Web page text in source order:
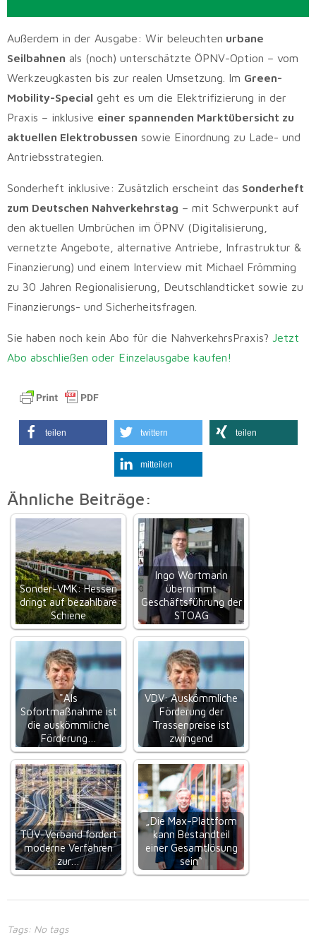
Außerdem in der Ausgabe: Wir beleuchten urbane
Seilbahnen als (noch) unterschätzte ÖPNV-Option – vom
Werkzeugkasten bis zur realen Umsetzung. Im Green-
Mobility-Special geht es um die Elektrifizierung in der
Praxis – inklusive einer spannenden Marktübersicht zu
aktuellen Elektrobussen sowie Einordnung zu Lade- und
Antriebsstrategien.
Sonderheft inklusive: Zusätzlich erscheint das Sonderheft
zum Deutschen Nahverkehrstag – mit Schwerpunkt auf
den aktuellen Umbrüchen im ÖPNV (Digitalisierung,
vernetzte Angebote, alternative Antriebe, Infrastruktur &
Finanzierung) und einem Interview mit Michael Frömming
zu 30 Jahren Regionalisierung, Deutschlandticket sowie zu
Finanzierungs- und Sicherheitsfragen.
Sie haben noch kein Abo für die NahverkehrsPraxis? Jetzt
Abo abschließen oder Einzelausgabe kaufen!
teilen twittern teilen
mitteilen
Ähnliche Beiträge:
Sonder-VMK: Hessen
dringt auf bezahlbare
Schiene
Ingo Wortmann
übernimmt
Geschäftsführung der
STOAG
"Als
Sofortmaßnahme ist
die auskömmliche
Förderung…
VDV: Auskömmliche
Förderung der
Trassenpreise ist
zwingend
TÜV-Verband fordert
moderne Verfahren
zur…
„Die Max-Plattform
kann Bestandteil
einer Gesamtlösung
sein“
Tags: No tags